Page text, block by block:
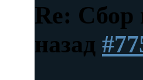
Re:
назад